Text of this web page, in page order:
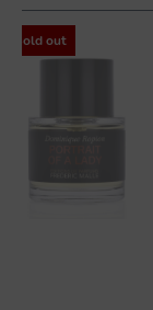
Sold out